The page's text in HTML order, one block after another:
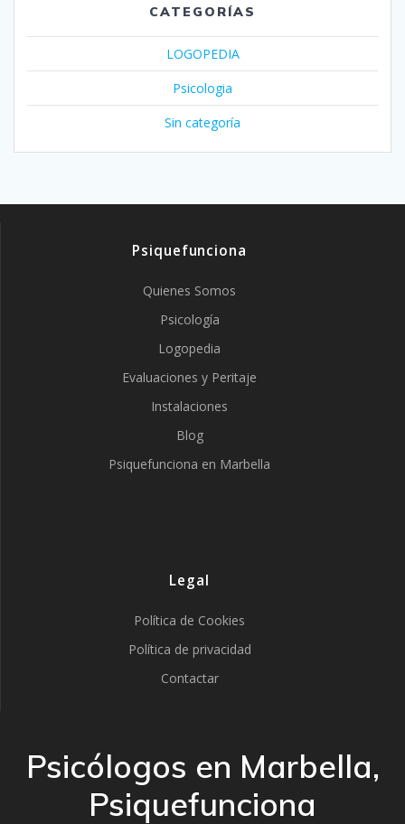
CATEGORÍAS
LOGOPEDIA
Psicologia
Sin categoría
Psiquefunciona
Quienes Somos
Psicología
Logopedia
Evaluaciones y Peritaje
Instalaciones
Blog
Psiquefunciona en Marbella
Legal
Política de Cookies
Política de privacidad
Contactar
Psicólogos en Marbella,
Psiquefunciona